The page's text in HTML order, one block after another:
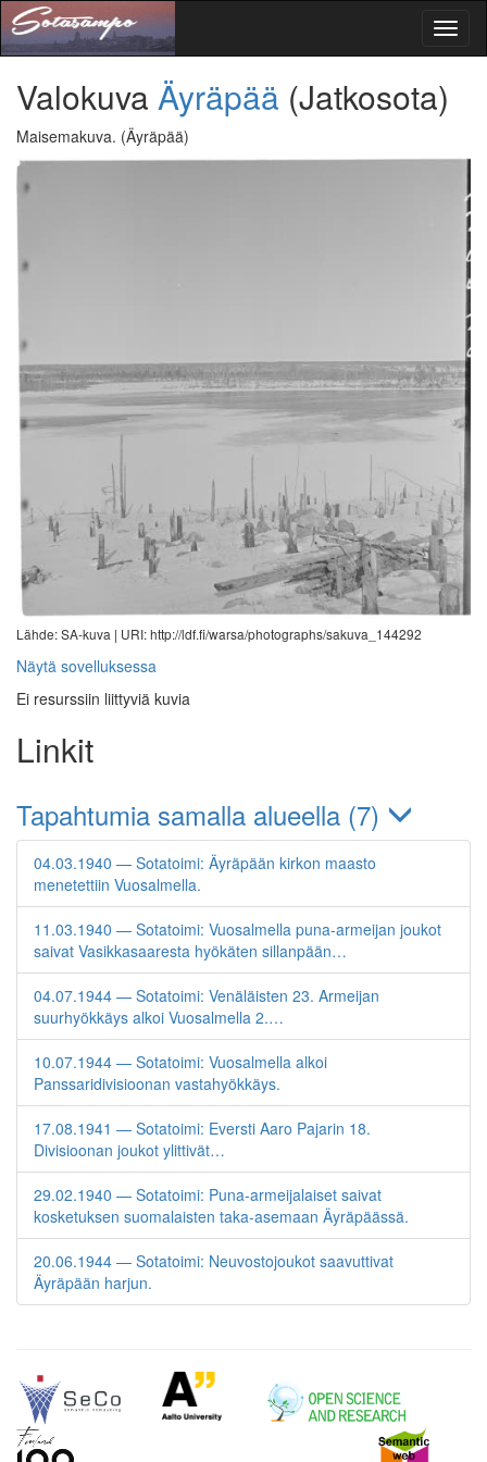
Valokuva Äyräpää (Jatkosota)
Maisemakuva. (Äyräpää)
Lähde: SA-kuva | URI: http://ldf.fi/warsa/photographs/sakuva_144292
Näytä sovelluksessa
Ei resurssiin liittyviä kuvia
Linkit
Tapahtumia samalla alueella (7)
04.03.1940 — Sotatoimi: Äyräpään kirkon maasto
menetettiin Vuosalmella.
11.03.1940 — Sotatoimi: Vuosalmella puna-armeijan joukot
saivat Vasikkasaaresta hyökäten sillanpään…
04.07.1944 — Sotatoimi: Venäläisten 23. Armeijan
suurhyökkäys alkoi Vuosalmella 2.…
10.07.1944 — Sotatoimi: Vuosalmella alkoi
Panssaridivisioonan vastahyökkäys.
17.08.1941 — Sotatoimi: Eversti Aaro Pajarin 18.
Divisioonan joukot ylittivät…
29.02.1940 — Sotatoimi: Puna-armeijalaiset saivat
kosketuksen suomalaisten taka-asemaan Äyräpäässä.
20.06.1944 — Sotatoimi: Neuvostojoukot saavuttivat
Äyräpään harjun.